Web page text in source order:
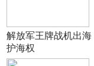
解放军王牌战机出海
护海权